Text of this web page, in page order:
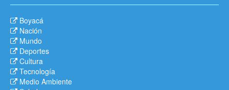
Boyacá
Nación
Mundo
Deportes
Cultura
Tecnología
Medio Ambiente